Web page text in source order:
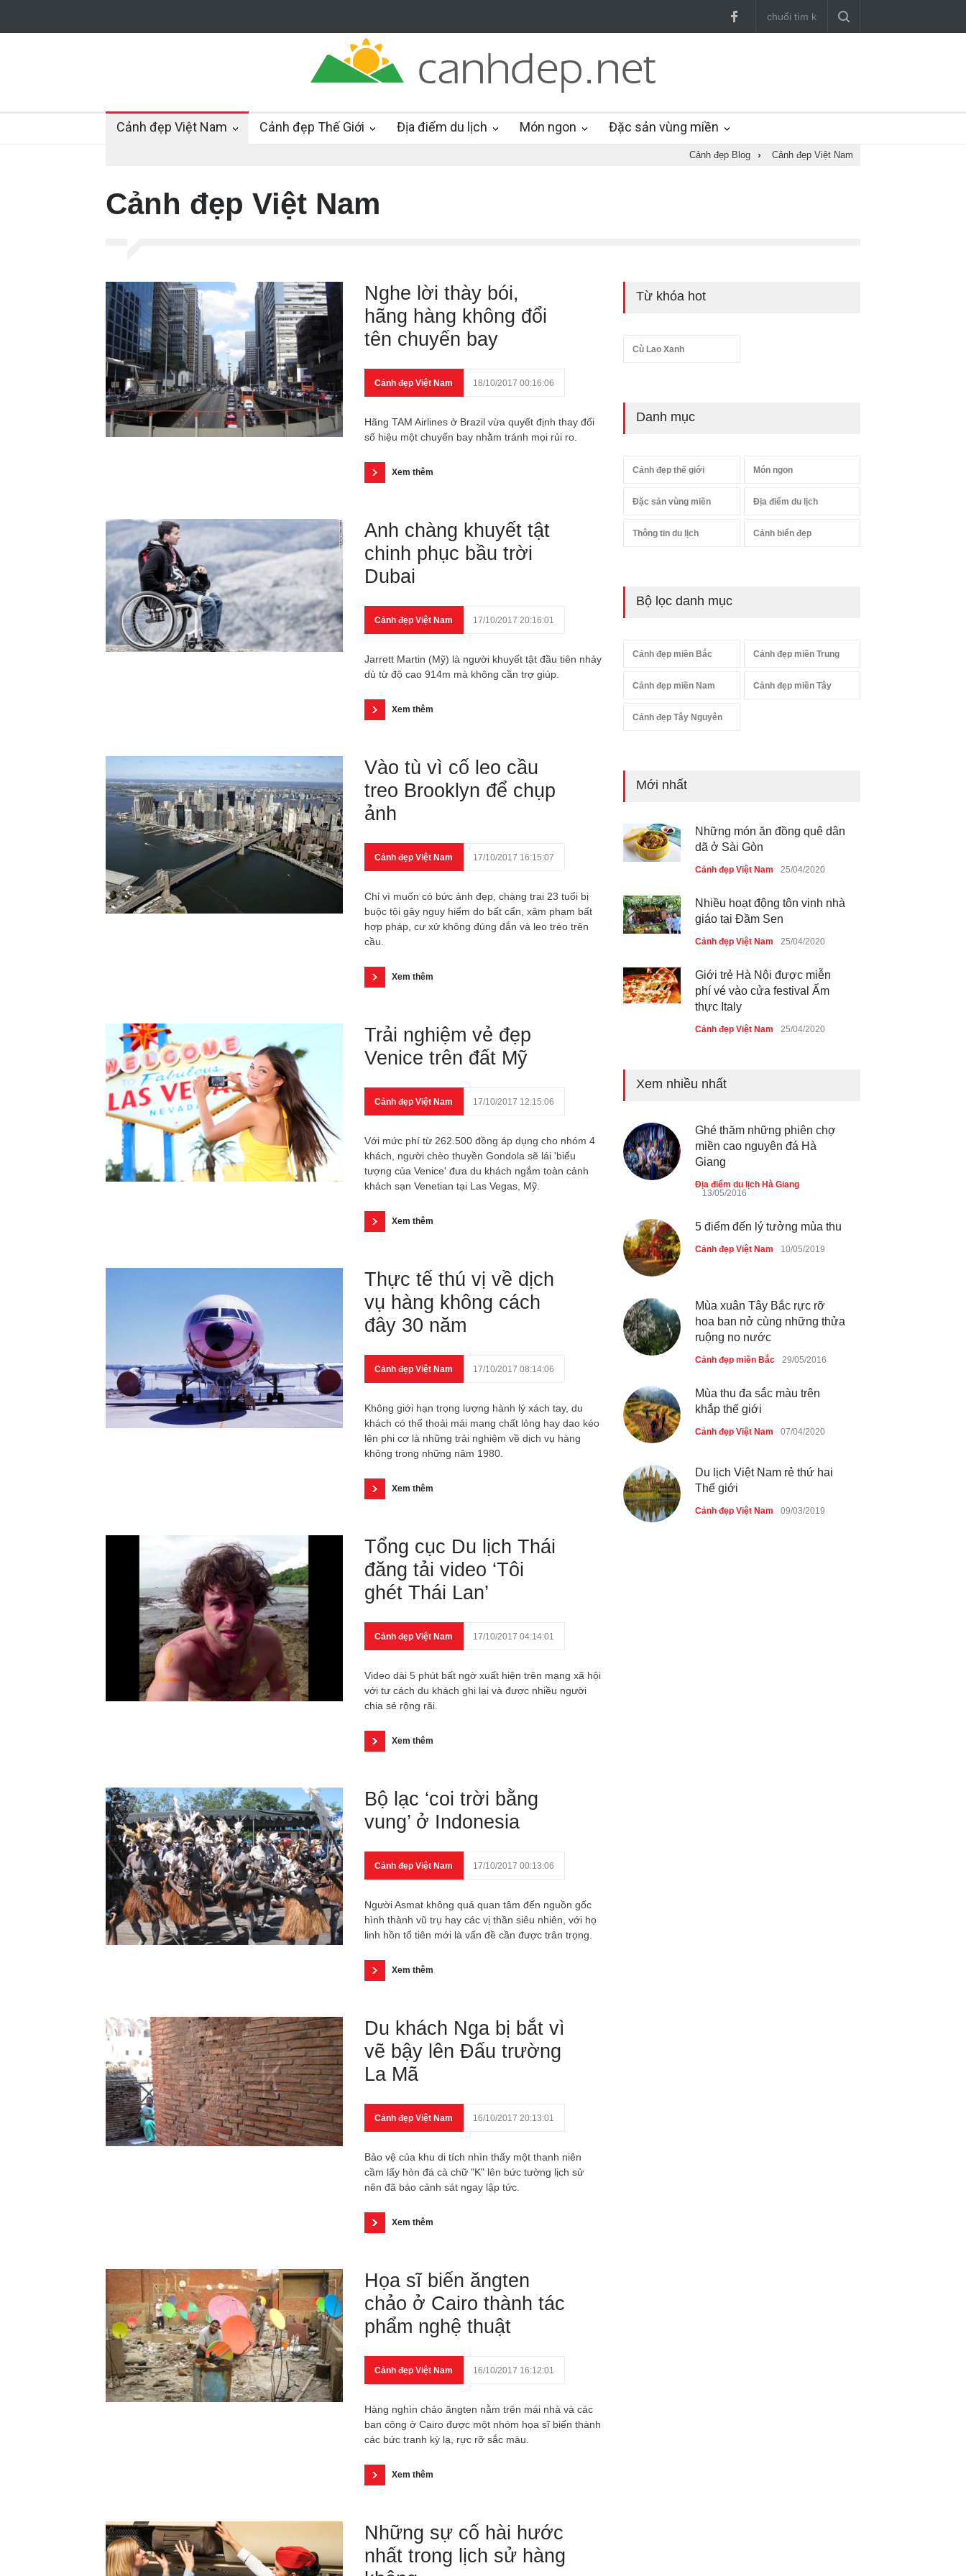
Cảnh đẹp Việt Nam Cảnh đẹp Thế Giới Địa điểm du lịch Món ngon Đặc sản vùng miền
Cảnh đẹp Blog › Cảnh đẹp Việt Nam
Cảnh đẹp Việt Nam
Nghe lời thày bói,
hãng hàng không đổi
tên chuyến bay
Cảnh đẹp Việt Nam 18/10/2017 00:16:06
Hãng TAM Airlines ở Brazil vừa quyết định thay đổi
số hiệu một chuyến bay nhằm tránh mọi rủi ro.
Xem thêm
Anh chàng khuyết tật
chinh phục bầu trời
Dubai
Cảnh đẹp Việt Nam 17/10/2017 20:16:01
Jarrett Martin (Mỹ) là người khuyết tật đầu tiên nhảy
dù từ độ cao 914m mà không cần trợ giúp.
Xem thêm
Vào tù vì cố leo cầu
treo Brooklyn để chụp
ảnh
Cảnh đẹp Việt Nam 17/10/2017 16:15:07
Chỉ vì muốn có bức ảnh đẹp, chàng trai 23 tuổi bị
buộc tội gây nguy hiểm do bất cẩn, xâm phạm bất
hợp pháp, cư xử không đúng đắn và leo trèo trên
cầu.
Xem thêm
Trải nghiệm vẻ đẹp
Venice trên đất Mỹ
Cảnh đẹp Việt Nam 17/10/2017 12:15:06
Với mức phí từ 262.500 đồng áp dụng cho nhóm 4
khách, người chèo thuyền Gondola sẽ lái 'biểu
tượng của Venice' đưa du khách ngắm toàn cảnh
khách sạn Venetian tại Las Vegas, Mỹ.
Xem thêm
Thực tế thú vị về dịch
vụ hàng không cách
đây 30 năm
Cảnh đẹp Việt Nam 17/10/2017 08:14:06
Không giới hạn trọng lượng hành lý xách tay, du
khách có thể thoải mái mang chất lỏng hay dao kéo
lên phi cơ là những trải nghiệm về dịch vụ hàng
không trong những năm 1980.
Xem thêm
Tổng cục Du lịch Thái
đăng tải video ‘Tôi
ghét Thái Lan’
Cảnh đẹp Việt Nam 17/10/2017 04:14:01
Video dài 5 phút bất ngờ xuất hiện trên mạng xã hội
với tư cách du khách ghi lại và được nhiều người
chia sẻ rộng rãi.
Xem thêm
Bộ lạc ‘coi trời bằng
vung’ ở Indonesia
Cảnh đẹp Việt Nam 17/10/2017 00:13:06
Người Asmat không quá quan tâm đến nguồn gốc
hình thành vũ trụ hay các vị thần siêu nhiên, với họ
linh hồn tổ tiên mới là vấn đề cần được trân trọng.
Xem thêm
Du khách Nga bị bắt vì
vẽ bậy lên Đấu trường
La Mã
Cảnh đẹp Việt Nam 16/10/2017 20:13:01
Bảo vệ của khu di tích nhìn thấy một thanh niên
cầm lấy hòn đá cà chữ "K" lên bức tường lịch sử
nên đã báo cảnh sát ngay lập tức.
Xem thêm
Họa sĩ biến ăngten
chảo ở Cairo thành tác
phẩm nghệ thuật
Cảnh đẹp Việt Nam 16/10/2017 16:12:01
Hàng nghìn chảo ăngten nằm trên mái nhà và các
ban công ở Cairo được một nhóm họa sĩ biến thành
các bức tranh kỳ lạ, rực rỡ sắc màu.
Xem thêm
Những sự cố hài hước
nhất trong lịch sử hàng
Từ khóa hot
Cù Lao Xanh
Danh mục
Cảnh đẹp thế giới Món ngon
Đặc sản vùng miền Địa điểm du lịch
Thông tin du lịch Cảnh biển đẹp
Bộ lọc danh mục
Cảnh đẹp miền Bắc Cảnh đẹp miền Trung
Cảnh đẹp miền Nam Cảnh đẹp miền Tây
Cảnh đẹp Tây Nguyên
Mới nhất
Những món ăn đồng quê dân
dã ở Sài Gòn
Cảnh đẹp Việt Nam 25/04/2020
Nhiều hoạt động tôn vinh nhà
giáo tại Đầm Sen
Cảnh đẹp Việt Nam 25/04/2020
Giới trẻ Hà Nội được miễn
phí vé vào cửa festival Ẩm
thực Italy
Cảnh đẹp Việt Nam 25/04/2020
bờ hồ Hà Nội
Bán đảo Sơn Trà sẽ là khu
du lịch quốc gia
vệ sinh miễn phí
Cảnh đẹp Việt Nam 24/04/2020
Cảnh đẹp Việt Nam 24/04/2020
Việt Nam bị ‘xóa sổ’ sau lũ
Cảnh đẹp Việt Nam 24/04/2020
dừa miền Tây ở Sài Gòn
Xem nhiều nhất
Ghé thăm những phiên chợ
miền cao nguyên đá Hà
Giang
Địa điểm du lịch Hà Giang
13/05/2016
5 điểm đến lý tưởng mùa thu
Cảnh đẹp Việt Nam 10/05/2019
Mùa xuân Tây Bắc rực rỡ
hoa ban nở cùng những thửa
ruộng no nước
Cảnh đẹp miền Bắc 29/05/2016
Mùa thu đa sắc màu trên
khắp thế giới
Cảnh đẹp Việt Nam 07/04/2020
Du lịch Việt Nam rẻ thứ hai
Thế giới
Cảnh đẹp Việt Nam 09/03/2019